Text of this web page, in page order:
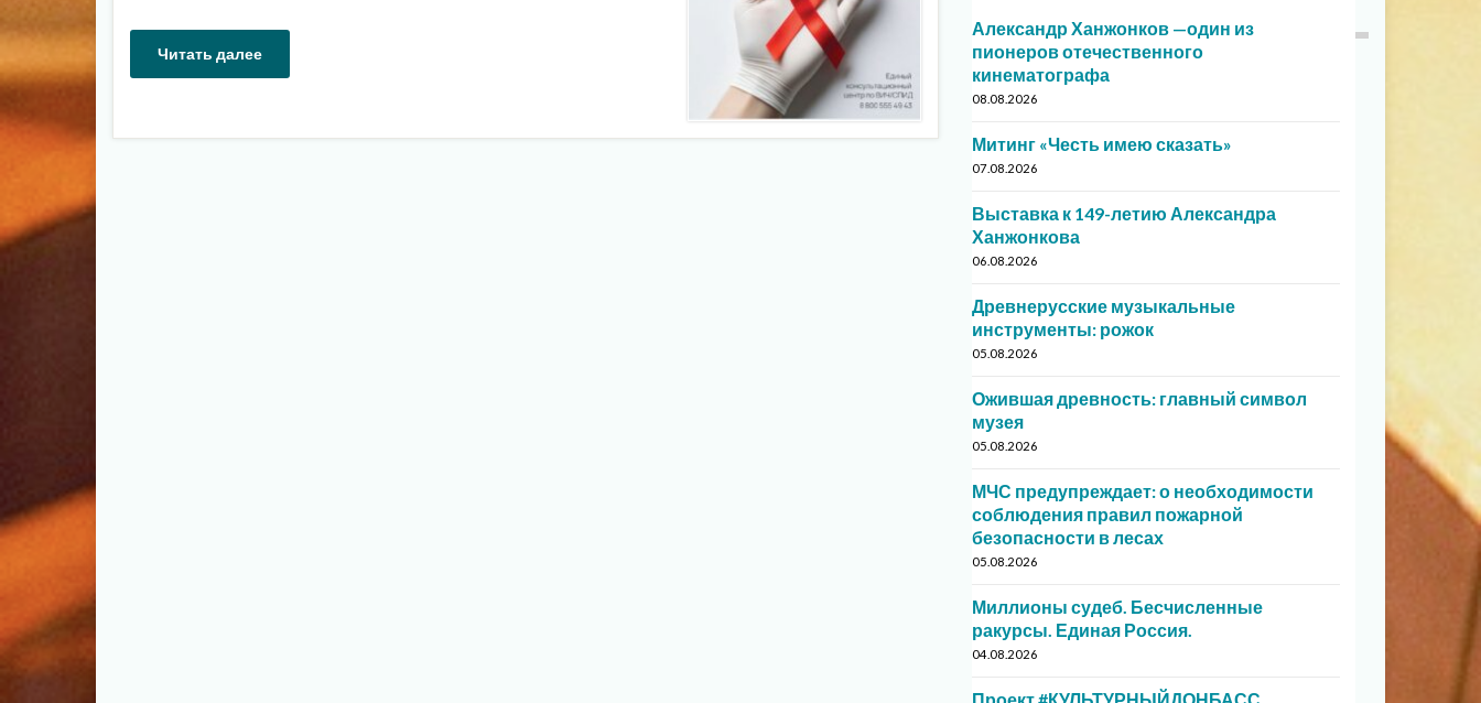
Читать далее
Александр Ханжонков —один из
пионеров отечественного
кинематографа
08.08.2026
Митинг «Честь имею сказать»
07.08.2026
Выставка к 149-летию Александра
Ханжонкова
06.08.2026
Древнерусские музыкальные
инструменты: рожок
05.08.2026
Ожившая древность: главный символ
музея
05.08.2026
МЧС предупреждает: о необходимости
соблюдения правил пожарной
безопасности в лесах
05.08.2026
Миллионы судеб. Бесчисленные
ракурсы. Единая Россия.
04.08.2026